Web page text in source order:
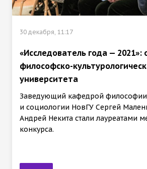
30 декабря, 11:17
«Исследователь года — 2021»:
философско-
университета
Заведующий кафедрой философии,
и социологии НовГУ Сергей
Андрей Некита стали лауреатами
конкурса.